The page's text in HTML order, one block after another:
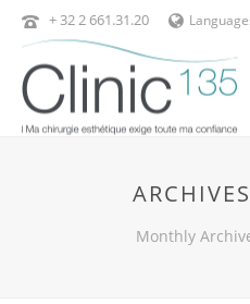
+ 32 2 661.31.20
ARCHIVES
Monthly